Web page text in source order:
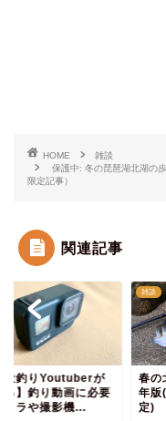
HOME
雑談
保護中: 冬の琵琶湖北湖の
限定記事）
関連記事
役釣りYoutuberが
る】釣り動画に必要
メラや撮影機...
雑談
春の
年版
定)